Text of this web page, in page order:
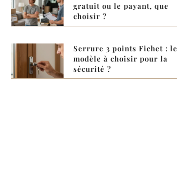
gratuit ou le payant, que
choisir ?
Serrure 3 points Fichet : le
modèle à choisir pour la
sécurité ?